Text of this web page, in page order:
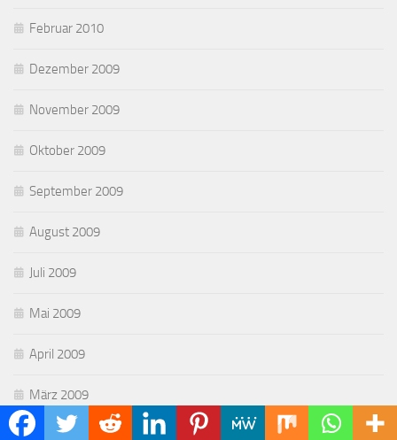
Februar 2010
Dezember 2009
November 2009
Oktober 2009
September 2009
August 2009
Juli 2009
Mai 2009
April 2009
März 2009
Februar 2009